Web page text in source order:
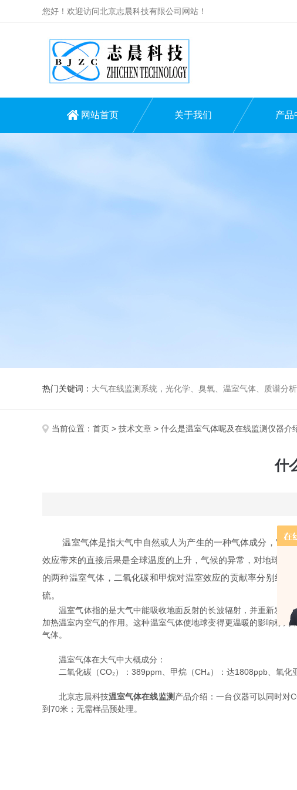
您好！欢迎访问北京志晨科技有限公司网站！
网站首页 关于我们 产品
热门关键词： 大气在线监测系统，光化学、臭氧、温室气体、质谱分
当前位置： 首页 > 技术文章 > 什么是温室气体呢及在线监测仪器介
什
温室气体是指大气中自然或人为产生的一种气体成分，它们
效应带来的直接后果是全球温度的上升，气候的异常，对地球环
的两种温室气体，二氧化碳和甲烷对温室效应的贡献率分别约
硫。
温室气体指的是大气中能吸收地面反射的长波辐射，并重新发射
加热温室内空气的作用。这种温室气体使地球变得更温暖的影响称为
气体。
温室气体在大气中大概成分：
二氧化碳（CO₂）：389ppm、甲烷（CH₄）：达1808ppb、氧化
北京志晨科技温室气体在线监测产品介绍：一台仪器可以同时对
到70米；无需样品预处理。